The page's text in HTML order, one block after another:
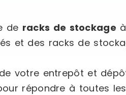
de racks de stockage à
et des racks de
votre entrepôt et
répondre à toutes les